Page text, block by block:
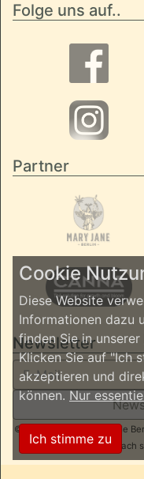
Folge uns auf..
Partner
Newsletter
© 2026 ReggaeInBerlin.de
nur nach
Cookie
Diese Website
Informationen dazu
finden Sie in unserer
Klicken Sie auf "Ich
akzeptieren und
können.Nur
Ich stimme zu